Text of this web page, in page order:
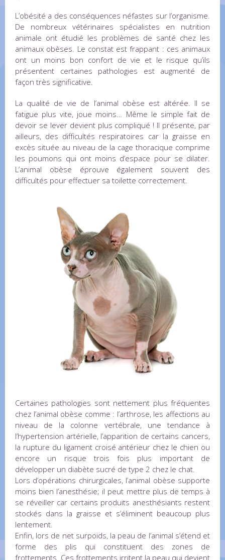
L’obésité a des conséquences néfastes sur l’organisme.
De nombreux vétérinaires spécialistes en nutrition
animale ont étudié les problèmes de santé chez les
animaux obèses. Le constat est frappant : ces animaux
ont un moins bon confort de vie et le risque qu’ils
présentent certaines pathologies est augmenté de
façon très significative.
La qualité de vie de l’animal obèse est altérée. Il se
fatigue plus vite, joue moins… Même le simple fait de
devoir se lever devient plus compliqué ! Il présente, par
ailleurs, des difficultés respiratoires car la graisse en
excès située au niveau de la cage thoracique comprime
les poumons qui ont moins d’espace pour se dilater.
L’animal obèse éprouve également souvent des
difficultés pour effectuer sa toilette correctement.
Certaines pathologies sont nettement plus fréquentes
chez l’animal obèse comme : l’arthrose, les affections au
niveau de la colonne vertébrale, une tendance à
l’hypertension artérielle, l’apparition de certains cancers,
la rupture du ligament croisé antérieur chez le chien ou
encore un risque trois fois plus important de
développer un diabète sucré de type 2 chez le chat.
Lors d’opérations chirurgicales, l’animal obèse supporte
moins bien l’anesthésie; il peut mettre plus de temps à
se réveiller car certains produits anesthésiants restent
stockés dans la graisse et s’éliminent beaucoup plus
lentement.
Enfin, lors de net surpoids, la peau de l’animal s’étend et
forme des plis qui constituent des zones de
frottements. Ces frottements irritent la peau qui devient